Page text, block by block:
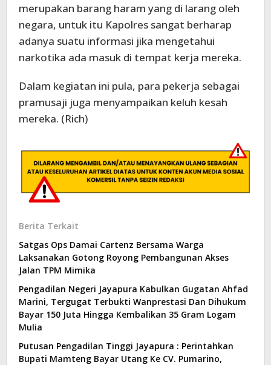
merupakan barang haram yang di larang oleh
negara, untuk itu Kapolres sangat berharap
adanya suatu informasi jika mengetahui
narkotika ada masuk di tempat kerja mereka.
Dalam kegiatan ini pula, para pekerja sebagai
pramusaji juga menyampaikan keluh kesah
mereka. (Rich)
Berita Terkait
Satgas Ops Damai Cartenz Bersama Warga
Laksanakan Gotong Royong Pembangunan Akses
Jalan TPM Mimika
Pengadilan Negeri Jayapura Kabulkan Gugatan Ahfad
Marini, Tergugat Terbukti Wanprestasi Dan Dihukum
Bayar 150 Juta Hingga Kembalikan 35 Gram Logam
Mulia
Putusan Pengadilan Tinggi Jayapura : Perintahkan
Bupati Mamteng Bayar Utang Ke CV. Pumarino,